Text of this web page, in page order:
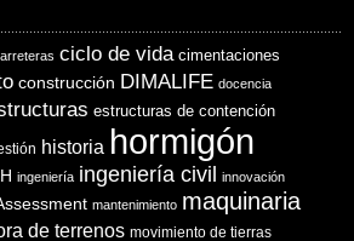
ciclo de vida cimentaciones
construcción DIMALIFE docencia
estructuras de contención
historia hormigón
ingeniería ingeniería civil innovación
mantenimiento maquinaria
de terrenos movimiento de tierras